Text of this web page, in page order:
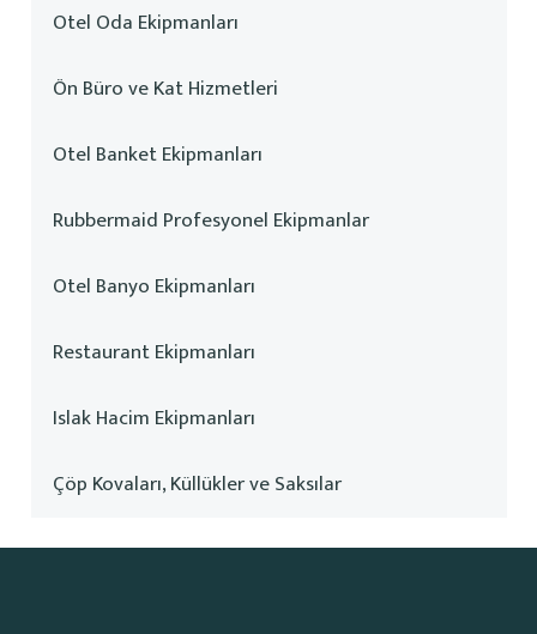
Otel Oda Ekipmanları
Ön Büro ve Kat Hizmetleri
Otel Banket Ekipmanları
Rubbermaid Profesyonel Ekipmanlar
Otel Banyo Ekipmanları
Restaurant Ekipmanları
Islak Hacim Ekipmanları
Çöp Kovaları, Küllükler ve Saksılar